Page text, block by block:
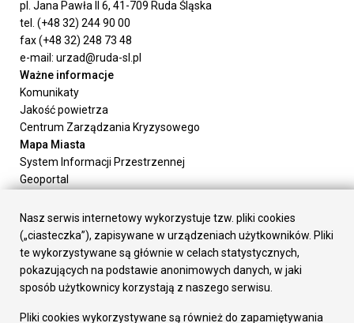
pl. Jana Pawła II 6, 41-709 Ruda Śląska
tel. (+48 32) 244 90 00
fax (+48 32) 248 73 48
e-mail: urzad@ruda-sl.pl
Ważne informacje
Komunikaty
Jakość powietrza
Centrum Zarządzania Kryzysowego
Mapa Miasta
System Informacji Przestrzennej
Geoportal
Załatw sprawę
Prezydent Miasta
Rada Miasta
Wydziały
Elektroniczna Skrzynka Podawcza
Gospodarka
Nasz serwis internetowy wykorzystuje tzw. pliki cookies
(„ciasteczka”), zapisywane w urządzeniach użytkowników. Pliki
te wykorzystywane są głównie w celach statystycznych,
pokazujących na podstawie anonimowych danych, w jaki
sposób użytkownicy korzystają z naszego serwisu.
Pliki cookies wykorzystywane są również do zapamiętywania